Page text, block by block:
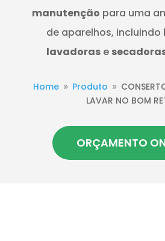
manutenção para uma
de aparelhos, incluindo
lavadoras e
Home 9 Produto 9
LAVAR NO BOM
ORÇAMENTO